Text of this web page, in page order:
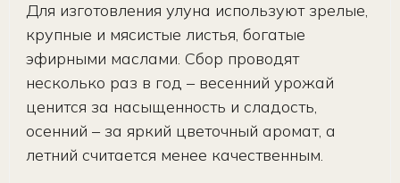
Для изготовления улуна используют зрелые,
крупные и мясистые листья, богатые
эфирными маслами. Сбор проводят
несколько раз в год – весенний урожай
ценится за насыщенность и сладость,
осенний – за яркий цветочный аромат, а
летний считается менее качественным.